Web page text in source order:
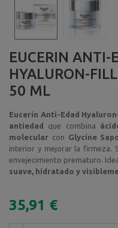
EUCERIN ANTI-
HYALURON-
50 ML
Eucerin Anti-Edad
antiedad que combina
molecular con Glycine
interior y mejorar la firmeza.
envejecimiento prematuro.
suave, hidratado y
35,91 €